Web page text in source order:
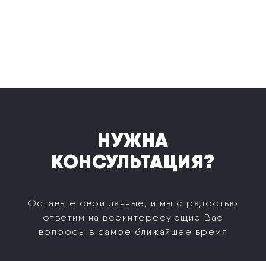
НУЖНА
КОНСУЛЬТАЦИЯ?
Оставьте свои данные, и мы с радостью
ответим на все интересующие Вас
вопросы в самое ближайшее время